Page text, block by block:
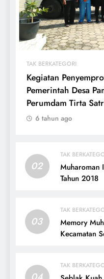
TAK BERKATEGORI
Kegiatan
Pemerintah Desa
Perumdam Tirta
6 tahun ago
02
TAK
Muharoman
Tahun 2018
03
TAK
Memory
Kecamatan
TAK